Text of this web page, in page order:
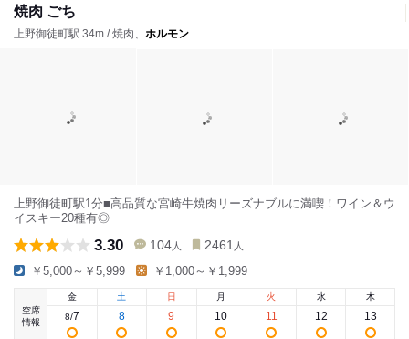
焼肉 ごち
上野御徒町駅 34m / 焼肉、 ホルモン
上野御徒町駅1分■高品質な宮崎牛焼肉リーズナブルに満喫！ワイン＆ウ
イスキー20種有◎
3.30 104 人 2461 人
￥5,000～￥5,999 ￥1,000～￥1,999
空席
情報
金
8/7
土
8
日
9
月
10
火
11
水
12
木
13